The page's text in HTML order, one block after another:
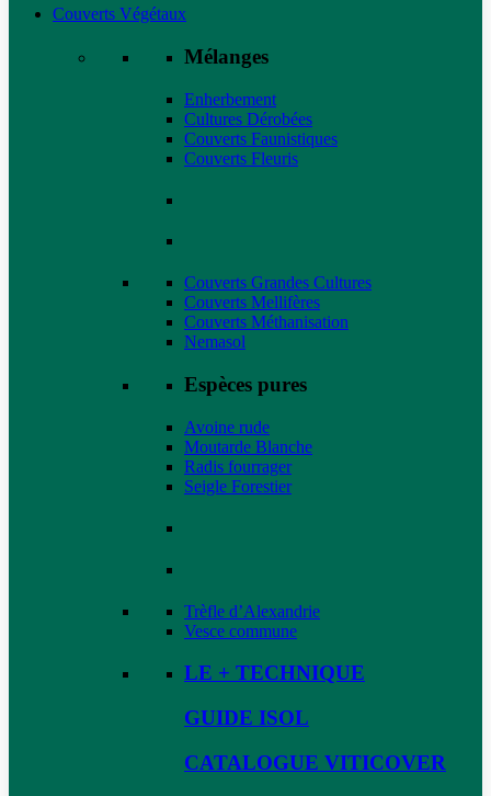
Couverts Végétaux
Mélanges
Enherbement
Cultures Dérobées
Couverts Faunistiques
Couverts Fleuris
Couverts Grandes Cultures
Couverts Mellifères
Couverts Méthanisation
Nemasol
Espèces pures
Avoine rude
Moutarde Blanche
Radis fourrager
Seigle Forestier
Trèfle d’Alexandrie
Vesce commune
LE + TECHNIQUE
GUIDE ISOL
CATALOGUE VITICOVER